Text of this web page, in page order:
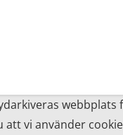
webbplats
vi använder